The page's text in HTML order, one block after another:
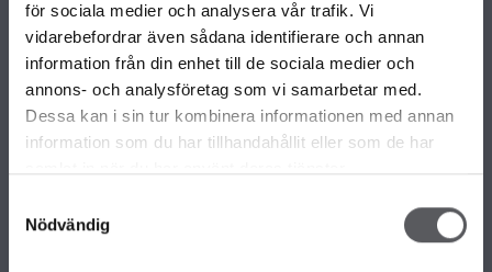
för sociala medier och analysera vår trafik. Vi
vidarebefordrar även sådana identifierare och annan
information från din enhet till de sociala medier och
annons- och analysföretag som vi samarbetar med.
Dessa kan i sin tur kombinera informationen med annan
information som du har tillhandahållit eller som de har
Nödvändig
ALLA VÅRA HUSMODELLER
UNIKA HUS
FAMILJÄRKOLLEKTIONEN
FRITIDSHUS
KOMPLEMENTBOSTADSHUS
OM FISKARHEDENVILLAN